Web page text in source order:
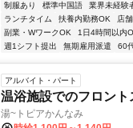
制服あり 標準中国語 業界未経験
ランチタイム
扶養内勤務OK 店
副業・WワークOK
1日4時間以内
週1シフト提出
無期雇用派遣 60
アルバイト・パート
温浴施設でのフロント
湯~トピアかんなみ